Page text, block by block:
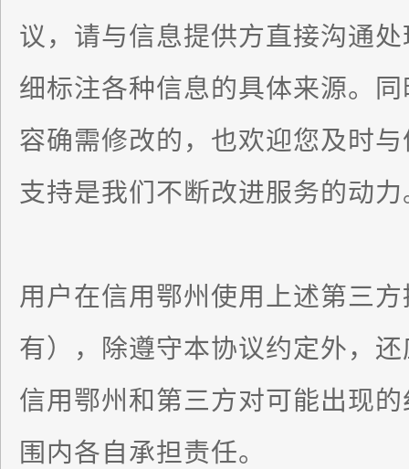
议，请与信息提供方直接沟通
细标注各种信息的具体来源。
容确需修改的，也欢迎您及时
支持是我们不断改进服务的动力
用户在信用鄂州使用上述第三
有），除遵守本协议约定外，
信用鄂州和第三方对可能出现
围内各自承担责任。